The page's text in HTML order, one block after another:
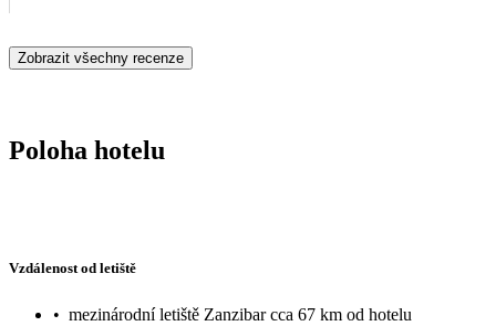
Zobrazit všechny recenze
Poloha hotelu
Vzdálenost od letiště
• mezinárodní letiště Zanzibar cca 67 km od hotelu